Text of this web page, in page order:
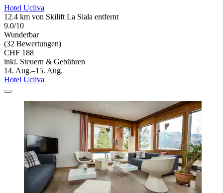
Hotel Ucliva
12.4 km von Skilift La Siala entfernt
9.0/10
Wunderbar
(32 Bewertungen)
CHF 188
inkl. Steuern & Gebühren
14. Aug.–15. Aug.
Hotel Ucliva